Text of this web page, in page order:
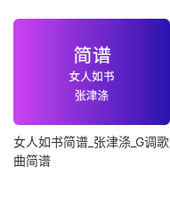
女人如书简谱_张津涤_G调歌
曲简谱